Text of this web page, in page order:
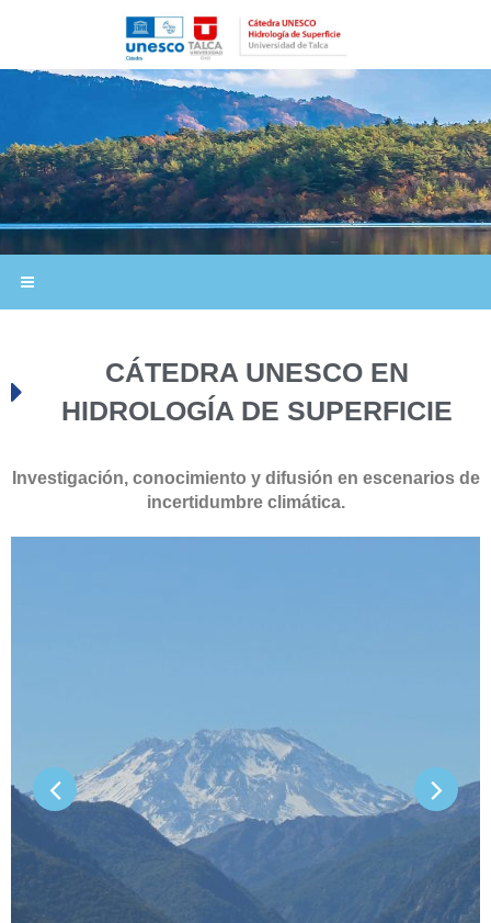
CÁTEDRA UNESCO EN
HIDROLOGÍA DE SUPERFICIE​
Investigación, conocimiento y difusión en escenarios de
incertidumbre climática.